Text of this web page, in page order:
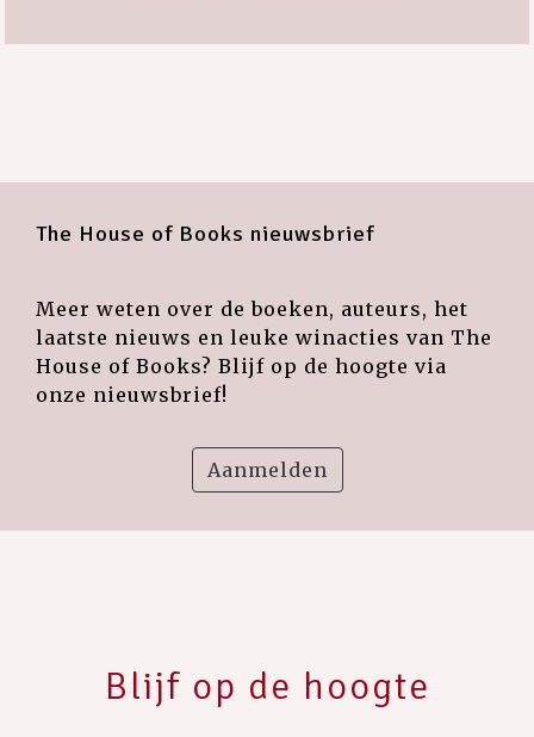
The House of Books nieuwsbrief
Meer weten over de boeken, auteurs, het
laatste nieuws en leuke winacties van The
House of Books? Blijf op de hoogte via
onze nieuwsbrief!
Aanmelden
Blijf op de hoogte